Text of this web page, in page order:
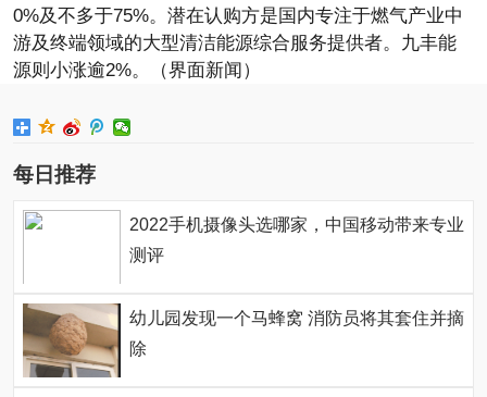
0%及不多于75%。潜在认购方是国内专注于燃气产业中
游及终端领域的大型清洁能源综合服务提供者。九丰能
源则小涨逾2%。（界面新闻）
每日推荐
2022手机摄像头选哪家，中国移动带来专业
测评
幼儿园发现一个马蜂窝 消防员将其套住并摘
除